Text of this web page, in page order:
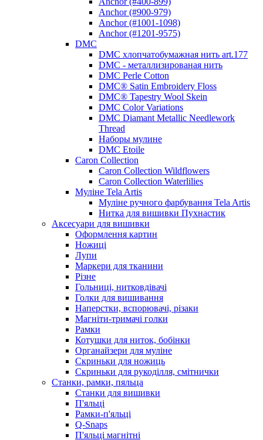
Anchor (#900-979)
Anchor (#1001-1098)
Anchor (#1201-9575)
DMC
DMC хлопчатобумажная нить art.177
DMC - металлизированая нить
DMC Perle Cotton
DMC® Satin Embroidery Floss
DMC® Tapestry Wool Skein
DMC Color Variations
DMC Diamant Metallic Needlework
Thread
Наборы мулине
DMC Etoile
Caron Collection
Caron Collection Wildflowers
Caron Collection Waterlilies
Муліне Tela Artis
Муліне ручного фарбування Tela Artis
Нитка для вишивки Пухнастик
Аксесуари для вишивки
Оформлення картин
Ножиці
Лупи
Маркери для тканини
Різне
Гольниці, нитковдівачі
Голки для вишивання
Наперстки, вспорювачі, різаки
Магніти-тримачі голки
Рамки
Котушки для ниток, бобінки
Органайзери для муліне
Скриньки для ножиць
Скриньки для рукоділля, смітнички
Станки, рамки, пяльца
Станки для вишивки
П'яльці
Рамки-п'яльці
Q-Snaps
П'яльці магнітні